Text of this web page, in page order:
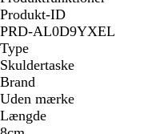
Produkt-ID
PRD-AL0D9YXEL
Type
Skuldertaske
Brand
Uden mærke
Længde